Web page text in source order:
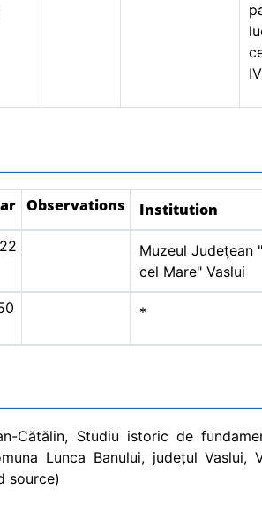
Observations Institution
Muzeul Judeţean
cel Mare" Vaslui
*
Cătălin, Studiu istoric de
Lunca Banului, județul
source)